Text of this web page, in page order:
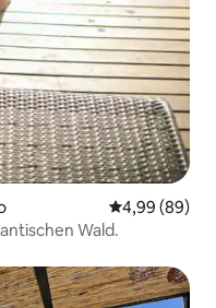
4,99 (89)
Wald.